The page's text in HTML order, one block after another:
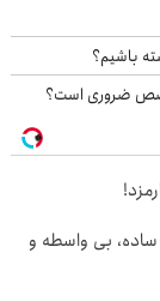
باشیم؟
ضروری است؟
بی واسطه و